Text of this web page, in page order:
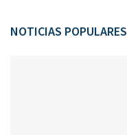
NOTICIAS POPULARES